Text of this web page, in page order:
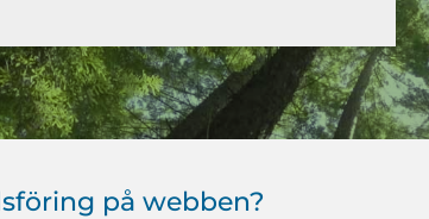
på webben?